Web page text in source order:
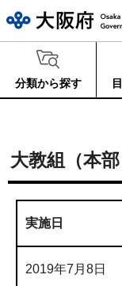
分類から探す
大教組（本
実施日
2019年7月8日